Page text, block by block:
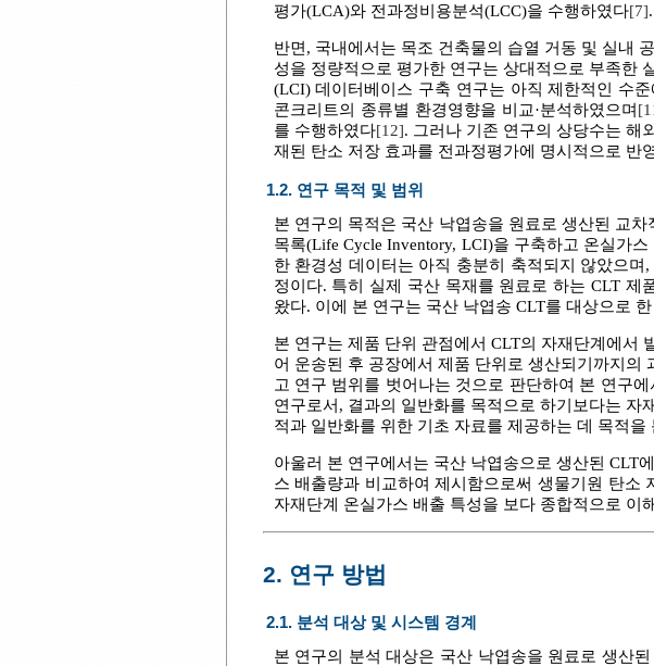
평가(LCA)와 전과정비용분석(LCC)을 수행하였다[7].
반면, 국내에서는 목조 건축물의 습열 거동 및 실내
성을 정량적으로 평가한 연구는 상대적으로 부족한
(LCI) 데이터베이스 구축 연구는 아직 제한적인 수
콘크리트의 종류별 환경영향을 비교·분석하였으며
를 수행하였다[12]. 그러나 기존 연구의 상당수는 해
재된 탄소 저장 효과를 전과정평가에 명시적으로 반
1.2. 연구 목적 및 범위
본 연구의 목적은 국산 낙엽송을 원료로 생산된 교차
목록(Life Cycle Inventory, LCI)을 구축하고 온실가
한 환경성 데이터는 아직 충분히 축적되지 않았으
정이다. 특히 실제 국산 목재를 원료로 하는 CLT 제
왔다. 이에 본 연구는 국산 낙엽송 CLT를 대상으로
본 연구는 제품 단위 관점에서 CLT의 자재단계에서
어 운송된 후 공장에서 제품 단위로 생산되기까지의
고 연구 범위를 벗어나는 것으로 판단하여 본 연구
연구로서, 결과의 일반화를 목적으로 하기보다는 자
적과 일반화를 위한 기초 자료를 제공하는 데 목적을
아울러 본 연구에서는 국산 낙엽송으로 생산된 CLT
스 배출량과 비교하여 제시함으로써 생물기원 탄소
자재단계 온실가스 배출 특성을 보다 종합적으로 이
2. 연구 방법
2.1. 분석 대상 및 시스템 경계
본 연구의 분석 대상은 국산 낙엽송을 원료로 생산